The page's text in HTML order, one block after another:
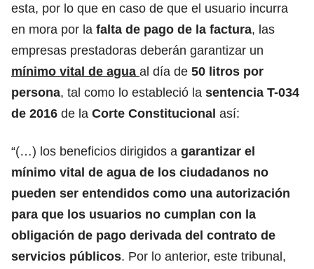
esta, por lo que en caso de que el usuario incurra
en mora por la falta de pago de la factura, las
empresas prestadoras deberán garantizar un
mínimo vital de agua al día de 50 litros por
persona, tal como lo estableció la sentencia T-034
de 2016 de la Corte Constitucional así:
“(…) los beneficios dirigidos a garantizar el
mínimo vital de agua de los ciudadanos no
pueden ser entendidos como una autorización
para que los usuarios no cumplan con la
obligación de pago derivada del contrato de
servicios públicos. Por lo anterior, este tribunal,